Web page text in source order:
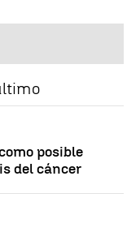
posible
del cáncer